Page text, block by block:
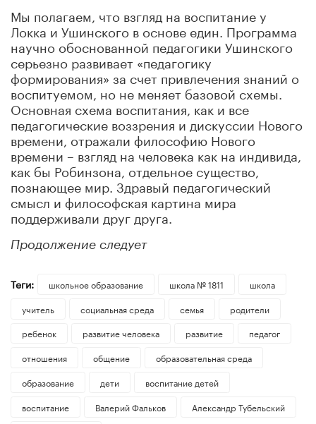
Мы полагаем, что взгляд на воспитание у
Локка и Ушинского в основе един. Программа
научно обоснованной педагогики Ушинского
серьезно развивает «педагогику
формирования» за счет привлечения знаний о
воспитуемом, но не меняет базовой схемы.
Основная схема воспитания, как и все
педагогические воззрения и дискуссии Нового
времени, отражали философию Нового
времени – взгляд на человека как на индивида,
как бы Робинзона, отдельное существо,
познающее мир. Здравый педагогический
смысл и философская картина мира
поддерживали друг друга.
Продолжение следует
Теги: школьное образование школа № 1811
школа
учитель
социальная среда семья
родители
ребенок
развитие человека развитие
педагог
отношения
общение
образовательная среда
образование
дети
воспитание детей
воспитание
Валерий Фальков
Александр Тубельский